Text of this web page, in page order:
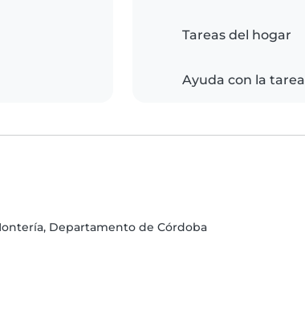
Tareas del hogar
Ayuda con la tarea
Departamento de Córdoba